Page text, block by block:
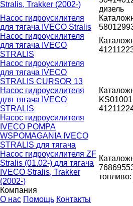
Stralis, Trakker (2002-)
дизель
Насос гидроусилителя
для тягача IVECO Stralis
Насос гидроусилителя
для тягача IVECO
STRALIS
Насос гидроусилителя
для тягача IVECO
STRALIS CURSOR 13
Насос гидроусилителя
для тягача IVECO
STRALIS
Насос гидроусилителя
IVECO POMPA
WSPOMAGANIA IVECO
STRALIS для тягача
Насос гидроусилителя ZF
Stralis (01.02-) для тягача
IVECO Stralis, Trakker
(2002-)
топливо:
Компания
О нас Помощь Контакты